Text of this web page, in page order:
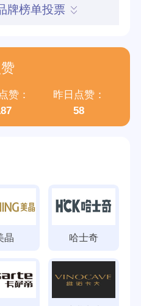
牌榜单投票
赞：
昨日点赞：
58
晶 哈士奇